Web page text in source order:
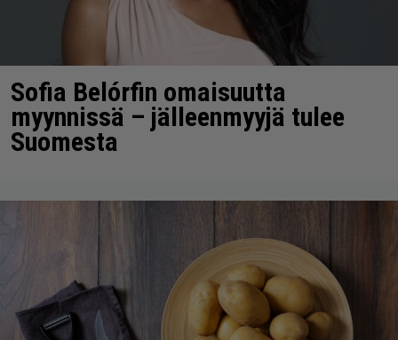
Sofia Belórfin omaisuutta
myynnissä – jälleenmyyjä tulee
Suomesta